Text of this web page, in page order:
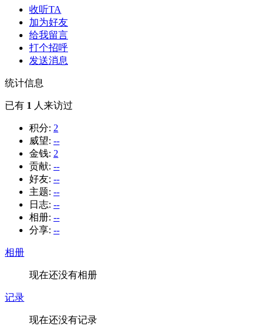
收听TA
加为好友
给我留言
打个招呼
发送消息
统计信息
已有 1 人来访过
积分: 2
威望: --
金钱: 2
贡献: --
好友: --
主题: --
日志: --
相册: --
分享: --
相册
现在还没有相册
记录
现在还没有记录